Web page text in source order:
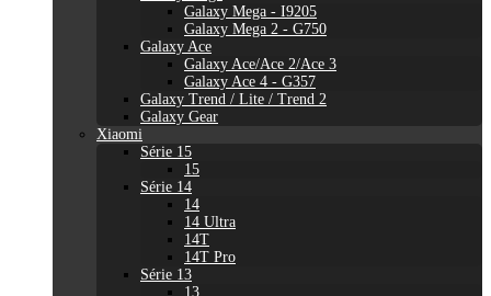
Galaxy Mega - I9205
Galaxy Mega 2 - G750
Galaxy Ace
Galaxy Ace/Ace 2/Ace 3
Galaxy Ace 4 - G357
Galaxy Trend / Lite / Trend 2
Galaxy Gear
Xiaomi
Série 15
15
Série 14
14
14 Ultra
14T
14T Pro
Série 13
13